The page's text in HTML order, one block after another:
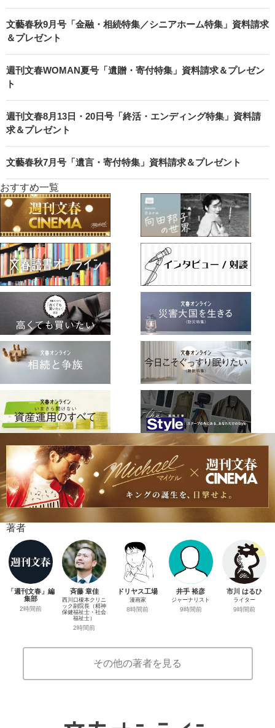
文藝春秋9月号「金融・相続特集／シニアホーム特集」資料請求
＆プレゼント
週刊文春WOMAN夏号「遺贈・寄付特集」資料請求＆プレゼン
ト
週刊文春8月13日・20日号「終活・エンディング特集」資料請
求＆プレゼント
文藝春秋7月号「遺言・寄付特集」資料請求＆プレゼント
おすすめ一覧
著者
「週刊文春」編
集部
2時間前
斉藤 章佳
西川口榎本クリニ
ック副院長（精神
保健福祉士・社会
福祉士）
2時間前
ドリヤス工場
漫画家
8時間前
井手 裕彦
ジャーナリスト
9時間前
市川 はるひ
ライター
9時間前
その他の著者を見る